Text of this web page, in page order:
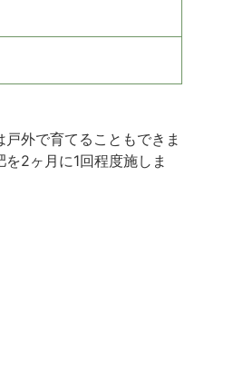
外で育てることもできま
2ヶ月に1回程度施しま